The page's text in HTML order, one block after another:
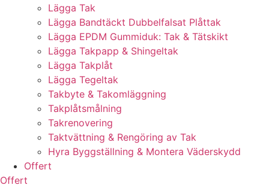
Lägga Tak
Lägga Bandtäckt Dubbelfalsat Plåttak
Lägga EPDM Gummiduk: Tak & Tätskikt
Lägga Takpapp & Shingeltak
Lägga Takplåt
Lägga Tegeltak
Takbyte & Takomläggning
Takplåtsmålning
Takrenovering
Taktvättning & Rengöring av Tak
Hyra Byggställning & Montera Väderskydd
Offert
Offert